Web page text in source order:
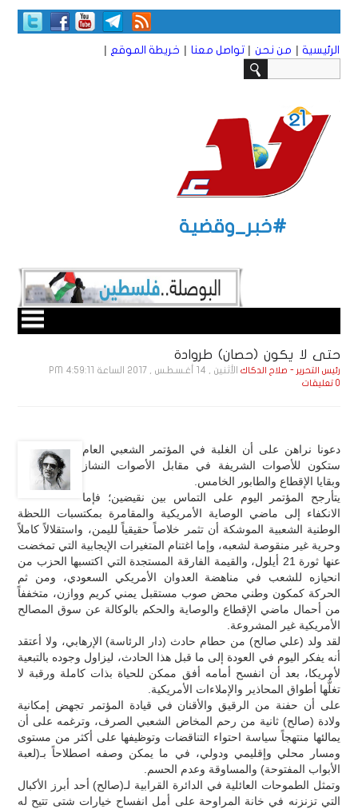
الرئيسية | من نحن | تواصل معنا | خريطة الموقع |
#خبر_وقضية
حتى لا يكون (حصان) طروادة
رئيس التحرير - صلاح الدكاك الأثنين , 14 أغـسـطـس , 2017 الساعة 4:59:11 PM
0 تعليقات
دعونا نراهن على أن الغلبة في المؤتمر الشعبي العام
ستكون للأصوات الشريفة في مقابل الأصوات النشاز
وبقايا الإقطاع والطابور الخامس.
يتأرجح المؤتمر اليوم على التماس بين نقيضين؛ فإما
الانكفاء إلى ماضي الوصاية الأمريكية والمقامرة بمكتسبات اللحظة
الوطنية الشعبية الموشكة أن تثمر خلاصاً حقيقياً لليمن، واستقلالاً كاملاً
وحرية غير منقوصة لشعبه، وإما اغتنام المتغيرات الإيجابية التي تمخضت
عنها ثورة 21 أيلول، والقيمة الفارقة المستجدة التي اكتسبها الحزب من
انحيازه للشعب في مناهضة العدوان الأمريكي السعودي، ومن ثم
الحركة كمكون وطني محض صوب مستقبل يمني كريم ووازن، متخففاً
من أحمال ماضي الإقطاع والوصاية والحكم بالوكالة عن سوق المصالح
الأمريكية غير المشروعة.
لقد ولد (علي صالح) من حطام حادث (دار الرئاسة) الإرهابي، ولا أعتقد
أنه يفكر اليوم في العودة إلى ما قبل هذا الحادث، ليزاول وجوده بالتبعية
لأمريكا، بعد أن انفسح أمامه أفق ممكن للحياة بذات كاملة ورقبة لا
تغلُّها أطواق المحاذير والإملاءات الأمريكية.
على أن حفنة من الرقيق والأقنان في قيادة المؤتمر تجهض إمكانية
ولادة (صالح) ثانية من رحم المخاض الشعبي الصرف، وترغمه على أن
يمالئها منتهجاً سياسة احتواء التناقضات وتوظيفها على أكثر من مستوى
ومسار محلي وإقليمي ودولي، في ما يمكن وصفه اصطلاحاً بـ(لعبة
الأبواب المفتوحة) والمساوقة وعدم الحسم.
وتمثل الطموحات العائلية في الدائرة القرابية لـ(صالح) أحد أبرز الأكبال
التي تزنزنه في خانة المراوحة على أمل انفساح خيارات شتى تتيح له